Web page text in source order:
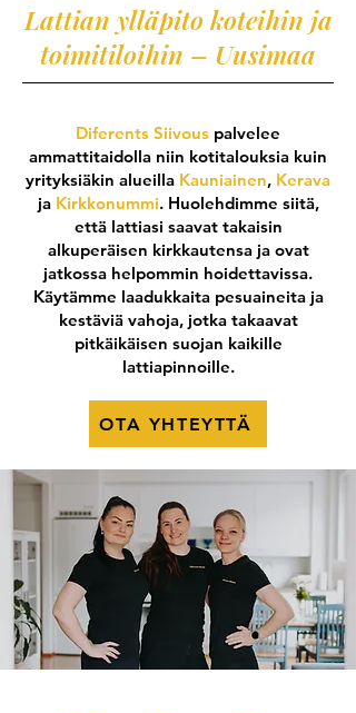
Lattian ylläpito koteihin ja
toimitiloihin – Uusimaa
Diferents Siivous palvelee
ammattitaidolla niin kotitalouksia kuin
yrityksiäkin alueilla Kauniainen, Kerava
ja Kirkkonummi. Huolehdimme siitä,
että lattiasi saavat takaisin
alkuperäisen kirkkautensa ja ovat
jatkossa helpommin hoidettavissa.
Käytämme laadukkaita pesuaineita ja
kestäviä vahoja, jotka takaavat
pitkäikäisen suojan kaikille
lattiapinnoille.
OTA YHTEYTTÄ